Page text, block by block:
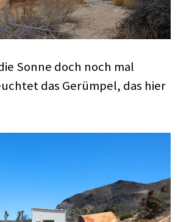
Sonne doch noch mal
das Gerümpel, das hier